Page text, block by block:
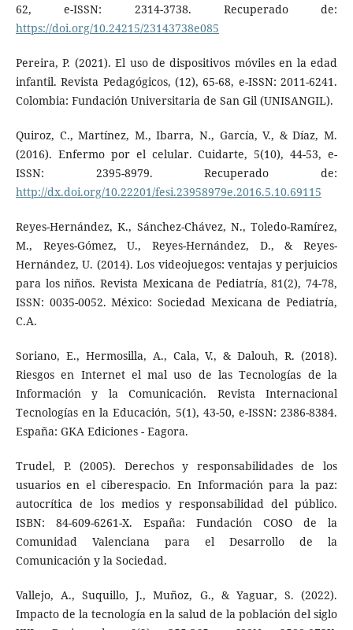
62, e-ISSN: 2314-3738. Recuperado de:
https://doi.org/10.24215/23143738e085
Pereira, P. (2021). El uso de dispositivos móviles en la edad
infantil. Revista Pedagógicos, (12), 65-68, e-ISSN: 2011-6241.
Colombia: Fundación Universitaria de San Gil (UNISANGIL).
Quiroz, C., Martínez, M., Ibarra, N., García, V., & Díaz, M.
(2016). Enfermo por el celular. Cuidarte, 5(10), 44-53, e-
ISSN: 2395-8979. Recuperado de:
http://dx.doi.org/10.22201/fesi.23958979e.2016.5.10.69115
Reyes-Hernández, K., Sánchez-Chávez, N., Toledo-Ramírez,
M., Reyes-Gómez, U., Reyes-Hernández, D., & Reyes-
Hernández, U. (2014). Los videojuegos: ventajas y perjuicios
para los niños. Revista Mexicana de Pediatría, 81(2), 74-78,
ISSN: 0035-0052. México: Sociedad Mexicana de Pediatría,
C.A.
Soriano, E., Hermosilla, A., Cala, V., & Dalouh, R. (2018).
Riesgos en Internet el mal uso de las Tecnologías de la
Información y la Comunicación. Revista Internacional
Tecnologías en la Educación, 5(1), 43-50, e-ISSN: 2386-8384.
España: GKA Ediciones - Eagora.
Trudel, P. (2005). Derechos y responsabilidades de los
usuarios en el ciberespacio. En Información para la paz:
autocrítica de los medios y responsabilidad del público.
ISBN: 84-609-6261-X. España: Fundación COSO de la
Comunidad Valenciana para el Desarrollo de la
Comunicación y la Sociedad.
Vallejo, A., Suquillo, J., Muñoz, G., & Yaguar, S. (2022).
Impacto de la tecnología en la salud de la población del siglo